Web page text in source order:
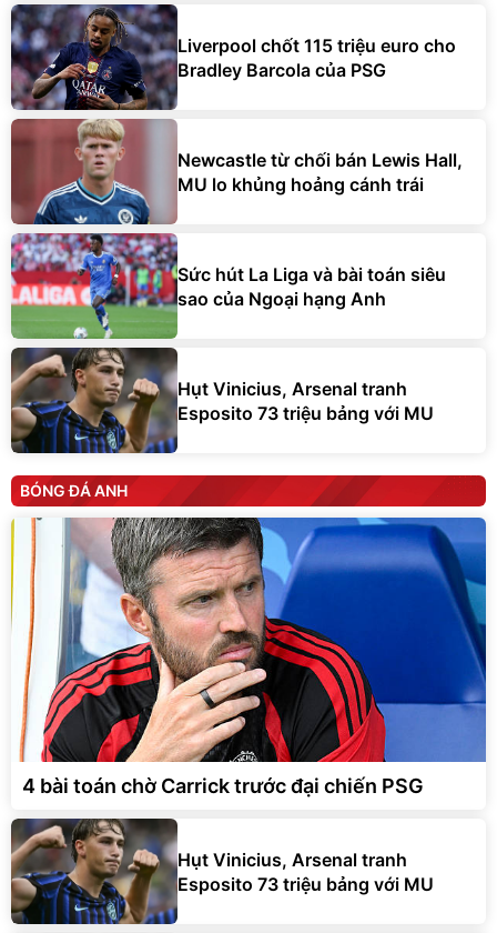
Liverpool chốt 115 triệu euro cho
Bradley Barcola của PSG
Newcastle từ chối bán Lewis Hall,
MU lo khủng hoảng cánh trái
Sức hút La Liga và bài toán siêu
sao của Ngoại hạng Anh
Hụt Vinicius, Arsenal tranh
Esposito 73 triệu bảng với MU
BÓNG ĐÁ ANH
4 bài toán chờ Carrick trước đại chiến PSG
Hụt Vinicius, Arsenal tranh
Esposito 73 triệu bảng với MU